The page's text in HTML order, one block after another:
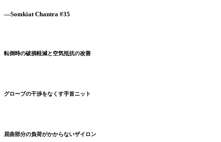
—Somkiat Chantra #35
転倒時の破損軽減と空気抵抗の改善
グローブの干渉をなくす手首ニット
屈曲部分の負荷がかからないザイロン